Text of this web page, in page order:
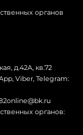
органов
д.42А, кв.72
Viber, Telegram:
органов: